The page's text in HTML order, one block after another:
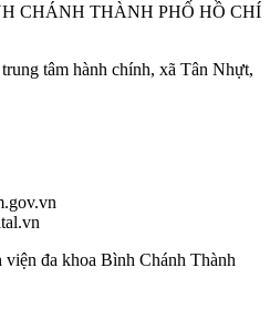
CHÁNH THÀNH PHỐ HỒ CHÍ
tâm hành chính, xã Tân Nhựt,
đa khoa Bình Chánh Thành